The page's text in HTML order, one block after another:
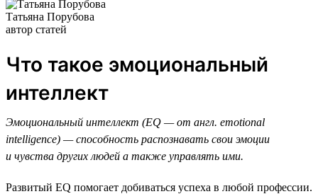
Татьяна Порубова
автор статей
Что такое эмоциональный
интеллект
Эмоциональный интеллект (EQ — от англ. emotional
intelligence) — способность распознавать свои эмоции
и чувства других людей а также управлять ими.
Развитый EQ помогает добиваться успеха в любой профессии.